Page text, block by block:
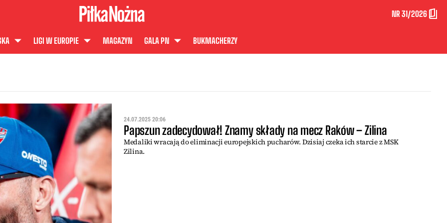
NR 31/2026
LIGI W EUROPIE MAGAZYN GALA PN BUKMACHERZY
24.07.2025 20:06
Papszun zadecydował! Znamy składy na mecz Raków – Zilina
Medaliki wracają do eliminacji europejskich pucharów. Dzisiaj czeka ich starcie z MSK
Zilina.